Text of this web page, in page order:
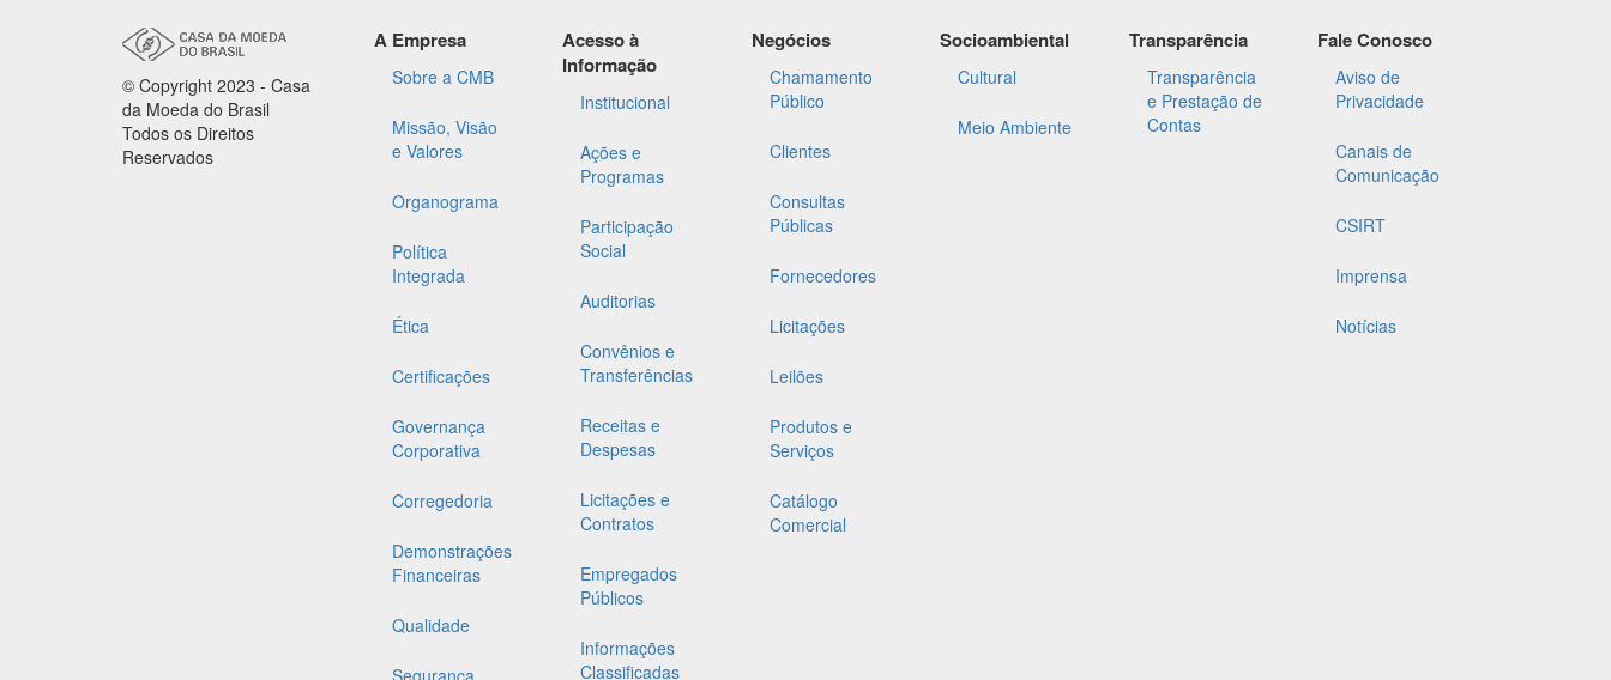
© Copyright 2023 - Casa
da Moeda do Brasil
Todos os Direitos
Reservados
A Empresa
Sobre a CMB
Missão, Visão
e Valores
Organograma
Política
Integrada
Ética
Certificações
Governança
Corporativa
Corregedoria
Demonstrações
Financeiras
Qualidade
Segurança
Acesso à
Informação
Institucional
Ações e
Programas
Participação
Social
Auditorias
Convênios e
Transferências
Receitas e
Despesas
Licitações e
Contratos
Empregados
Públicos
Informações
Classificadas
Negócios
Chamamento
Público
Clientes
Consultas
Públicas
Fornecedores
Licitações
Leilões
Produtos e
Serviços
Catálogo
Comercial
Socioambiental
Cultural
Meio Ambiente
Transparência
Transparência
e Prestação de
Contas
Fale Conosco
Aviso de
Privacidade
Canais de
Comunicação
CSIRT
Imprensa
Notícias